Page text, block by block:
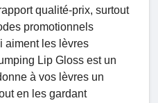
qualité-prix, surtout
promotionnels
aiment les lèvres
Lip Gloss est un
à vos lèvres un
en les gardant